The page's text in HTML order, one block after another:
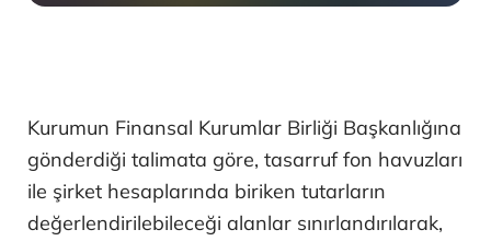
Kurumun Finansal Kurumlar Birliği Başkanlığına
gönderdiği talimata göre, tasarruf fon havuzları
ile şirket hesaplarında biriken tutarların
değerlendirilebileceği alanlar sınırlandırılarak,